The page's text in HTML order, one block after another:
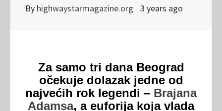
By highwaystarmagazine.org 3 years ago
Za samo tri dana Beograd
očekuje dolazak jedne od
najvećih rok legendi – Brajana
Adamsa, a euforija koja vlada